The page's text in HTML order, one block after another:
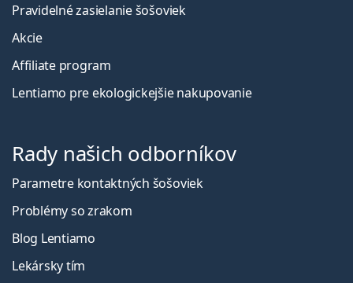
Pravidelné zasielanie šošoviek
Akcie
Affiliate program
Lentiamo pre ekologickejšie nakupovanie
Rady našich odborníkov
Parametre kontaktných šošoviek
Problémy so zrakom
Blog Lentiamo
Lekársky tím